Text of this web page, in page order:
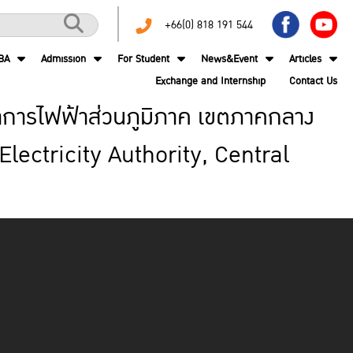
+66(0) 818 191 544
Admission For Student News&Event
Articles
Exchange and Internship
Contact Us
รไฟฟ้าส่วนภูมิภาค เขตภาคกลาง
Authority, Central